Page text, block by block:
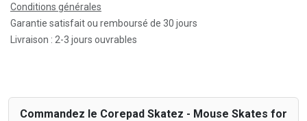
Conditions générales
Garantie satisfait ou remboursé de 30 jours
Livraison : 2-3 jours ouvrables
Commandez le Corepad Skatez - Mouse Skates for